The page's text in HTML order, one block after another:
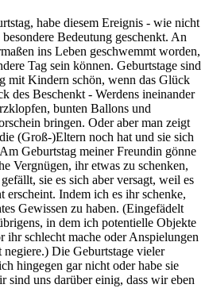
habe diesem Ereignis - wie nicht
Bedeutung geschenkt. An
ins Leben geschwemmt worden,
Tag sein können. Geburtstage sind
mit Kindern schön, wenn das Glück
des Beschenkt - Werdens ineinander
bunten Ballons und
bringen. Oder aber man zeigt
(Groß-)Eltern noch hat und sie sich
Geburtstag meiner Freundin gönne
Vergnügen, ihr etwas zu schenken,
sie es sich aber versagt, weil es
erscheint. Indem ich es ihr schenke,
Gewissen zu haben. (Eingefädelt
in dem ich potentielle Objekte
ihr schlecht mache oder Anspielungen
Die Geburtstage vieler
hingegen gar nicht oder habe sie
sind uns darüber einig, dass wir eben